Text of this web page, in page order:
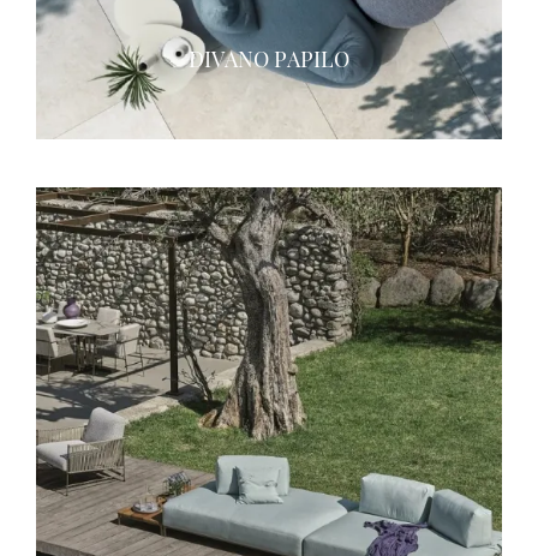
DIVANO PAPILO